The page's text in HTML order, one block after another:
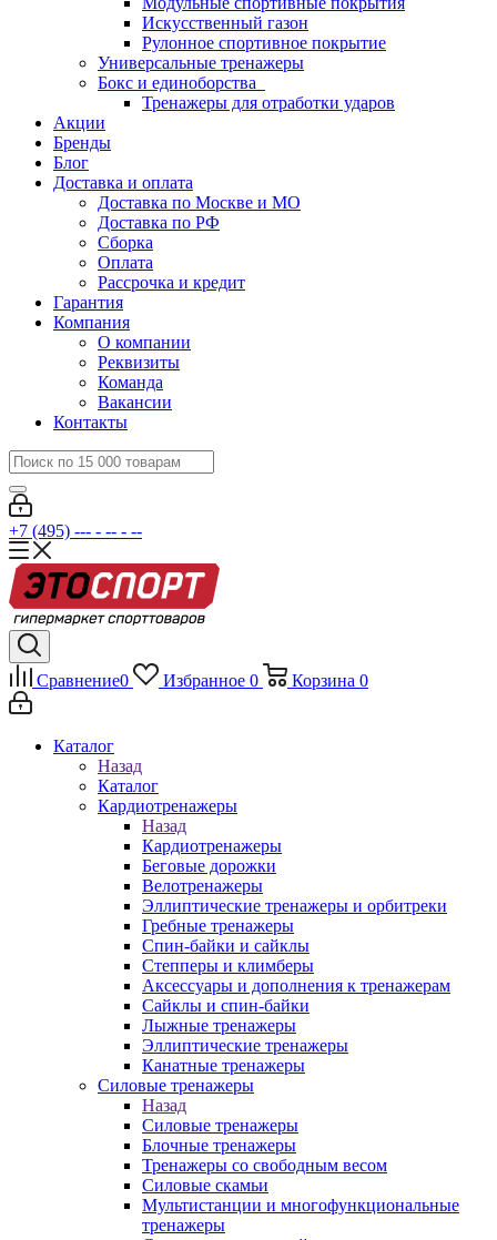
Искусственный газон
Рулонное спортивное покрытие
Универсальные тренажеры
Бокс и единоборства
Тренажеры для отработки ударов
Акции
Бренды
Блог
Доставка и оплата
Доставка по Москве и МО
Доставка по РФ
Сборка
Оплата
Рассрочка и кредит
Гарантия
Компания
О компании
Реквизиты
Команда
Вакансии
Контакты
+7 (495) --- - -- - --
Сравнение0 Избранное 0 Корзина 0
Каталог
Назад
Каталог
Кардиотренажеры
Назад
Кардиотренажеры
Беговые дорожки
Велотренажеры
Эллиптические тренажеры и орбитреки
Гребные тренажеры
Спин-байки и сайклы
Степперы и климберы
Аксессуары и дополнения к тренажерам
Сайклы и спин-байки
Лыжные тренажеры
Эллиптические тренажеры
Канатные тренажеры
Силовые тренажеры
Назад
Силовые тренажеры
Блочные тренажеры
Тренажеры со свободным весом
Силовые скамьи
Мультистанции и многофункциональные
тренажеры